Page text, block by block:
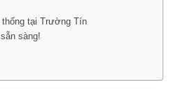
tại Trường Tín
sàng!